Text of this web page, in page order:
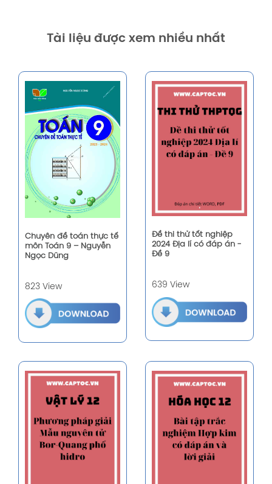
Tài liệu được xem nhiều nhất
Chuyên đề toán thực tế
môn Toán 9 – Nguyễn
Ngọc Dũng
823 View
Đề thi thử tốt nghiệp
2024 Địa lí có đáp án -
Đề 9
639 View